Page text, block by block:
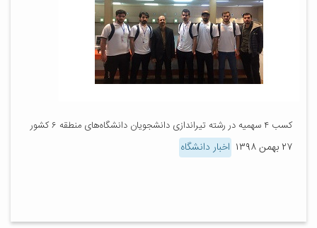
کسب ۴ سهمیه در رشته تیراندازی دانشجویان دانشگاه‌های منطقه ۶ کشور
۲۷ بهمن ۱۳۹۸ اخبار دانشگاه